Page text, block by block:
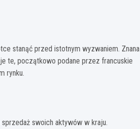
stanąć przed istotnym wyzwaniem. Znana
te, początkowo podane przez francuskie
rynku.
swoich aktywów w kraju.